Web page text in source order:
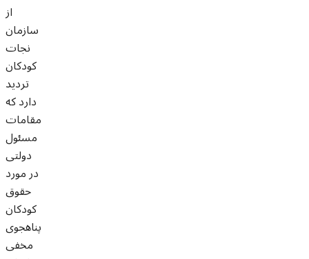
از
سازمان
نجات
کودکان
تردید
دارد که
مقامات
مسئول
دولتی
در مورد
حقوق
کودکان
پناهجوی
مخفی